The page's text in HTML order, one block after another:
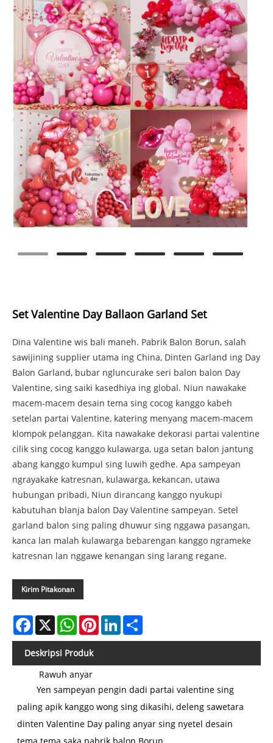
Set Valentine Day Ballaon Garland Set
Dina Valentine wis bali maneh. Pabrik Balon Borun, salah
sawijining supplier utama ing China, Dinten Garland ing Day
Balon Garland, bubar ngluncurake seri balon balon Day
Valentine, sing saiki kasedhiya ing global. Niun nawakake
macem-macem desain tema sing cocog kanggo kabeh
setelan partai Valentine, katering menyang macem-macem
klompok pelanggan. Kita nawakake dekorasi partai valentine
cilik sing cocog kanggo kulawarga, uga setan balon jantung
abang kanggo kumpul sing luwih gedhe. Apa sampeyan
ngrayakake katresnan, kulawarga, kekancan, utawa
hubungan pribadi, Niun dirancang kanggo nyukupi
kabutuhan blanja balon Day Valentine sampeyan. Setel
garland balon sing paling dhuwur sing nggawa pasangan,
kanca lan malah kulawarga bebarengan kanggo ngrameke
katresnan lan nggawe kenangan sing larang regane.
Kirim Pitakonan
Facebook
X WhatsAppPinterestLinkedIn
Deskripsi Produk
Rawuh anyar
Yen sampeyan pengin dadi partai valentine sing
paling apik kanggo wong sing dikasihi, deleng sawetara
dinten Valentine Day paling anyar sing nyetel desain